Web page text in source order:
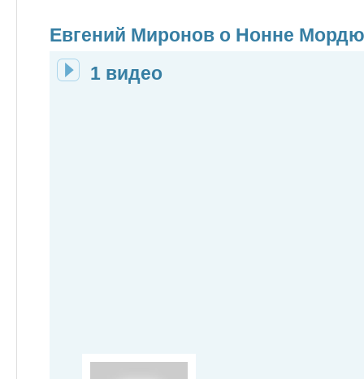
Евгений Миронов о Нонне
1 видео